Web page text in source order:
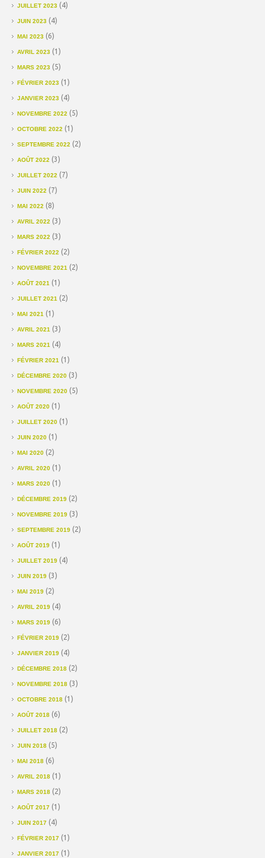
JUILLET 2023 (4)
JUIN 2023 (4)
MAI 2023 (6)
AVRIL 2023 (1)
MARS 2023 (5)
FÉVRIER 2023 (1)
JANVIER 2023 (4)
NOVEMBRE 2022 (5)
OCTOBRE 2022 (1)
SEPTEMBRE 2022 (2)
AOÛT 2022 (3)
JUILLET 2022 (7)
JUIN 2022 (7)
MAI 2022 (8)
AVRIL 2022 (3)
MARS 2022 (3)
FÉVRIER 2022 (2)
NOVEMBRE 2021 (2)
AOÛT 2021 (1)
JUILLET 2021 (2)
MAI 2021 (1)
AVRIL 2021 (3)
MARS 2021 (4)
FÉVRIER 2021 (1)
DÉCEMBRE 2020 (3)
NOVEMBRE 2020 (5)
AOÛT 2020 (1)
JUILLET 2020 (1)
JUIN 2020 (1)
MAI 2020 (2)
AVRIL 2020 (1)
MARS 2020 (1)
DÉCEMBRE 2019 (2)
NOVEMBRE 2019 (3)
SEPTEMBRE 2019 (2)
AOÛT 2019 (1)
JUILLET 2019 (4)
JUIN 2019 (3)
MAI 2019 (2)
AVRIL 2019 (4)
MARS 2019 (6)
FÉVRIER 2019 (2)
JANVIER 2019 (4)
DÉCEMBRE 2018 (2)
NOVEMBRE 2018 (3)
OCTOBRE 2018 (1)
AOÛT 2018 (6)
JUILLET 2018 (2)
JUIN 2018 (5)
MAI 2018 (6)
AVRIL 2018 (1)
MARS 2018 (2)
AOÛT 2017 (1)
JUIN 2017 (4)
FÉVRIER 2017 (1)
JANVIER 2017 (1)